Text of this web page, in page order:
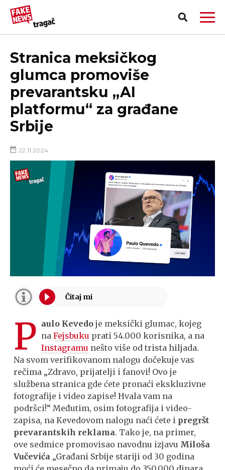
PRIJAVI LAŽNU VEST!
Stranica meksičkog
glumca promoviše
prevarantsku „AI
platformu“ za građane
Srbije
22.11.2024.
P aulo Kevedo je meksički glumac, kojeg
naFejsbuku prati 54.000 korisnika, a na
Instagramu nešto više od trista hiljada.
Na svom verifikovanom nalogu dočekuje vas
rečima „Zdravo, prijatelji i fanovi! Ovo je
službena stranica gde ćete pronaći ekskluzivne
fotografije i video zapise! Hvala vam na
podršci!“ Međutim, osim fotografija i video-
zapisa, na Kevedovom nalogu naći ćete i pregršt
prevarantskih reklama. Tako je, na primer,
ove sedmice promovisao navodnu izjavu Miloša
Vučevića „Građani Srbije stariji od 30 godina